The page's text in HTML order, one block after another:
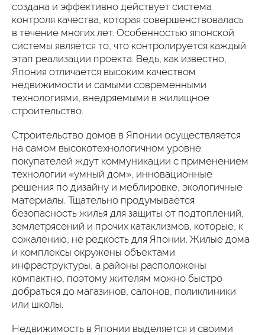
создана и эффективно действует система
контроля качества, которая совершенствовалась
в течение многих лет. Особенностью японской
системы является то, что контролируется каждый
этап реализации проекта. Ведь, как известно,
Япония отличается высоким качеством
недвижимости и самыми современными
технологиями, внедряемыми в жилищное
строительство.
Строительство домов в Японии осуществляется
на самом высокотехнологичном уровне:
покупателей ждут коммуникации с применением
технологии «умный дом», инновационные
решения по дизайну и меблировке, экологичные
материалы. Тщательно продумывается
безопасность жилья для защиты от подтоплений,
землетрясений и прочих катаклизмов, которые, к
сожалению, не редкость для Японии. Жилые дома
и комплексы окружены объектами
инфраструктуры, а районы расположены
компактно, поэтому жителям можно быстро
добраться до магазинов, салонов, поликлиники
или школы.
Недвижимость в Японии выделяется и своими